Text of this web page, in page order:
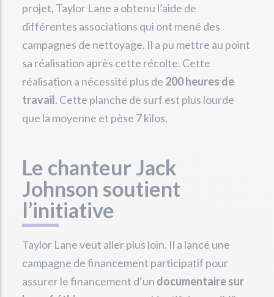
projet, Taylor Lane a obtenu l’aide de
différentes associations qui ont mené des
campagnes de nettoyage. Il a pu mettre au point
sa réalisation après cette récolte. Cette
réalisation a nécessité plus de 200 heures de
travail. Cette planche de surf est plus lourde
que la moyenne et pèse 7 kilos.
Le chanteur Jack
Johnson soutient
l’initiative
Taylor Lane veut aller plus loin. Il a lancé une
campagne de financement participatif pour
assurer le financement d’un documentaire sur